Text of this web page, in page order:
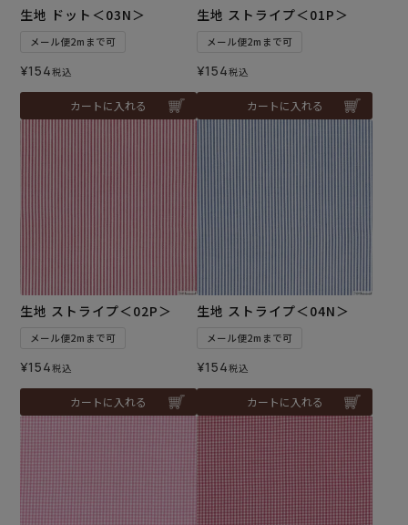
生地 ドット＜03N＞
メール便2mまで可
¥154税込
カートに入れる
生地 ストライプ＜01P＞
メール便2mまで可
¥154税込
カートに入れる
生地 ストライプ＜02P＞
メール便2mまで可
¥154税込
カートに入れる
生地 ストライプ＜04N＞
メール便2mまで可
¥154税込
カートに入れる